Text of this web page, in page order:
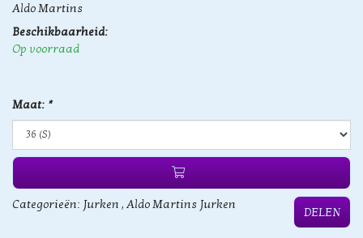
Aldo Martins
Beschikbaarheid:
Op voorraad
Maat: *
Categorieën: Jurken , Aldo Martins Jurken
DELEN